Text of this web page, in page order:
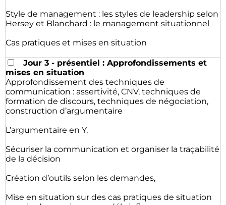
Style de management : les styles de leadership selon
Hersey et Blanchard : le management situationnel
Cas pratiques et mises en situation
Jour 3 - présentiel : Approfondissements et
mises en situation
Approfondissement des techniques de
communication : assertivité, CNV, techniques de
formation de discours, techniques de négociation,
construction d’argumentaire
L’argumentaire en Y,
Sécuriser la communication et organiser la traçabilité
de la décision
Création d’outils selon les demandes,
Mise en situation sur des cas pratiques de situation